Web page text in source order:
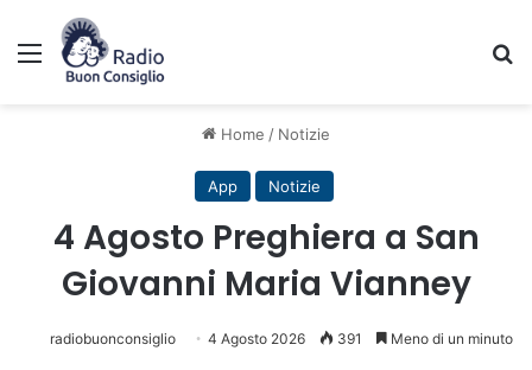
Menu
Home / Notizie
App Notizie
4 Agosto Preghiera a San
Giovanni Maria Vianney
radiobuonconsiglio 4 Agosto 2026 391 Meno di un minuto